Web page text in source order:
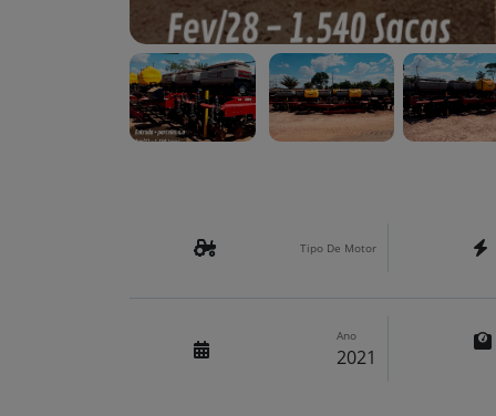
Tipo De Motor
Ano
2021